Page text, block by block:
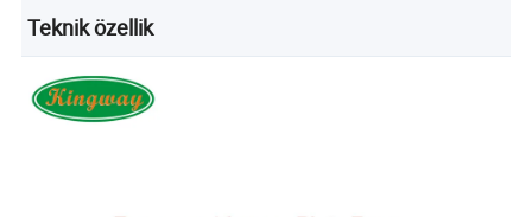
Teknik özellik